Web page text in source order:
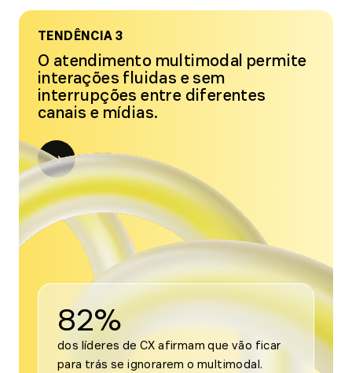
TENDÊNCIA 3
O atendimento multimodal permite
interações fluidas e sem
interrupções entre diferentes
canais e mídias.
Open
modal
for
Tendência
3
82%
dos líderes de CX afirmam que vão ficar
para trás se ignorarem o multimodal.